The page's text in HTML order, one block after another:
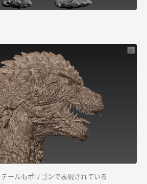
ールもポリゴンで表現されている